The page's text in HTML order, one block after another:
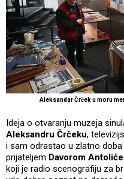
Aleksandar Črček u moru
Ideja o otvaranju muzeja
Aleksandru Črčeku,
i sam odrastao u zlatno doba
prijateljem Davorom
koji je radio scenografiju za